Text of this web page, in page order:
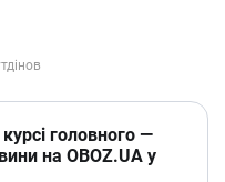
головного —
на OBOZ.UA у